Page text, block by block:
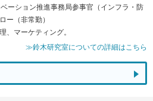
ーション推進事務局参事官（インフラ・防
ー（非常勤）
、マーケティング。
≫鈴木研究室についての詳細はこちら